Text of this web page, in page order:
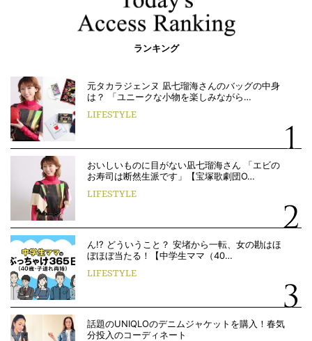
ランキング
元タカラジェンヌ 凪七瑠海さんのバッグの中身
は？ 「ユニークな小物を楽しみながら…
LIFESTYLE
おいしいものに目がない凪七瑠海さん 「エビの
お寿司は断然生派です」【宝塚歌劇団O…
LIFESTYLE
ん!? どういうこと？ 安堵から一転、女の勘はほ
ぼほぼ当たる！【中学生ママ（40…
LIFESTYLE
話題のUNIQLOのデニムジャケットを購入！春気
分投入のコーディネート